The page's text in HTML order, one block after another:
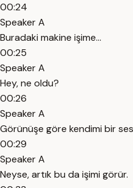
00:24
Speaker A
Buradaki makine işime...
00:25
Speaker A
Hey, ne oldu?
00:26
Speaker A
Görünüşe göre kendimi bir
00:29
Speaker A
Neyse, artık bu da işimi görür.